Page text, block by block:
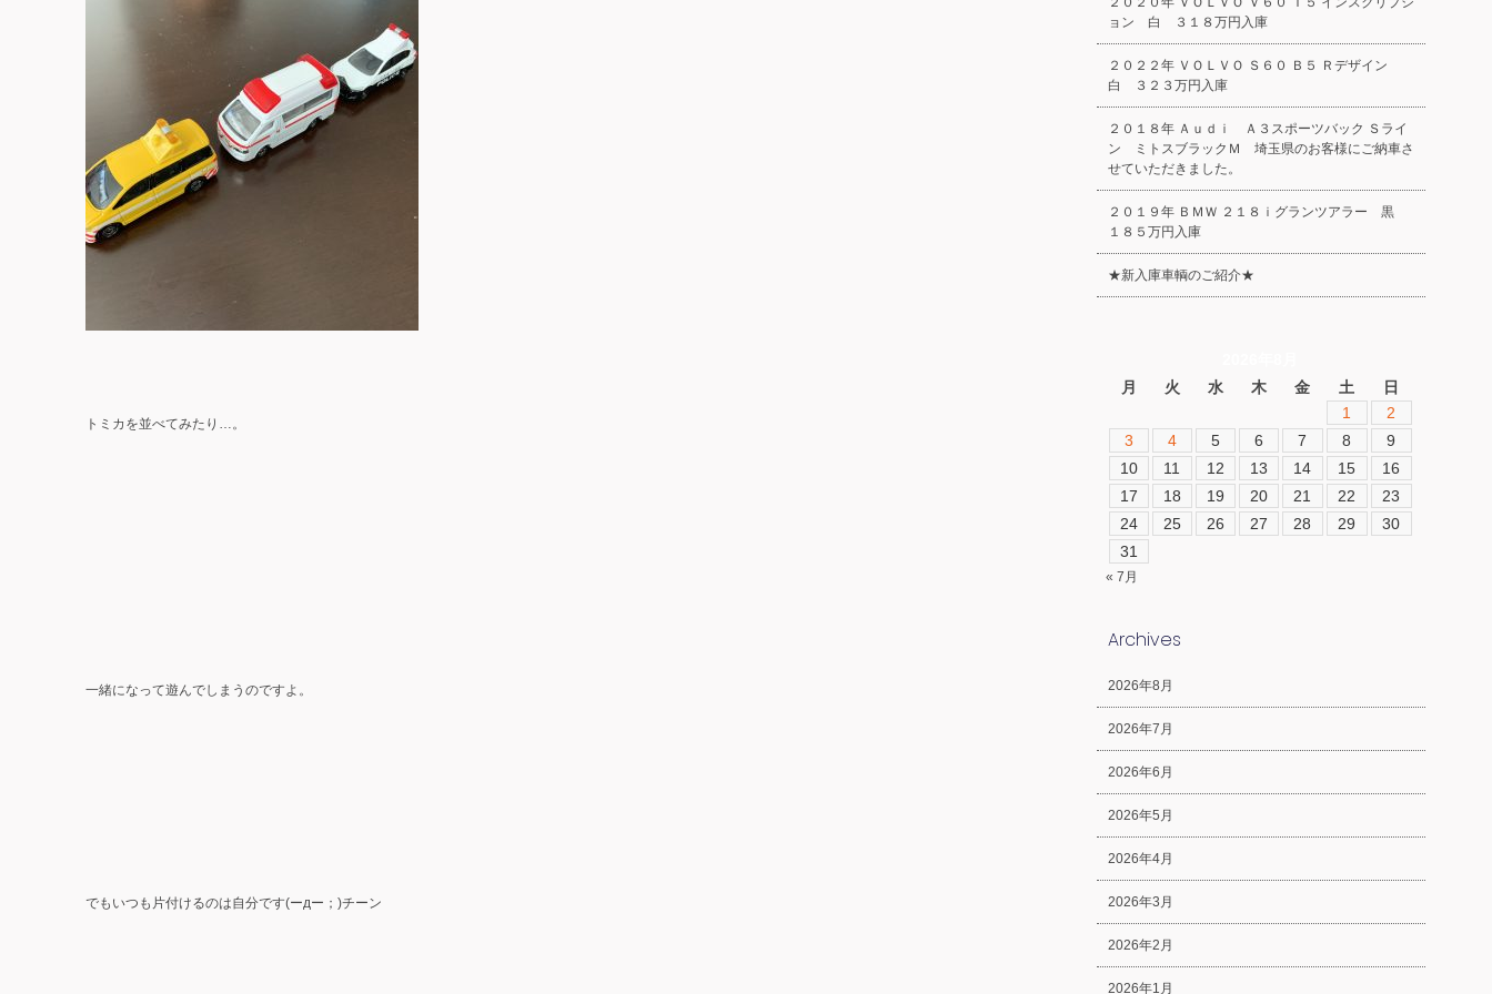
トミカを並べてみたり…。
一緒になって遊んでしまうのですよ。
でもいつも片付けるのは自分です(ーдー；)チーン
ョン 白 ３１８万円入庫
２０２２年 ＶＯＬＶＯ Ｓ６０ Ｂ５ Ｒデザイン
白 ３２３万円入庫
２０１８年 Ａｕｄｉ Ａ３スポーツバック Ｓライ
ン ミトスブラックＭ 埼玉県のお客様にご納車さ
せていただきました。
２０１９年 ＢＭＷ ２１８ｉグランツアラー 黒
１８５万円入庫
★新入庫車輌のご紹介★
月
火 水 木 金 土
日
1
2
3
4 5 6 7 8
9
10
11 12 13 14 15
16
17
18 19 20 21 22
23
24
25 26 27 28 29
30
31
« 7月
Archives
2026年8月
2026年7月
2026年6月
2026年5月
2026年4月
2026年3月
2026年2月
2026年1月